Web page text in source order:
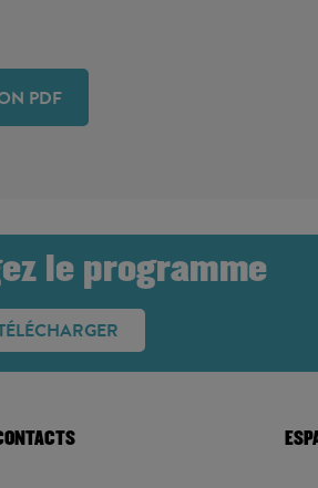
PDF
le programme